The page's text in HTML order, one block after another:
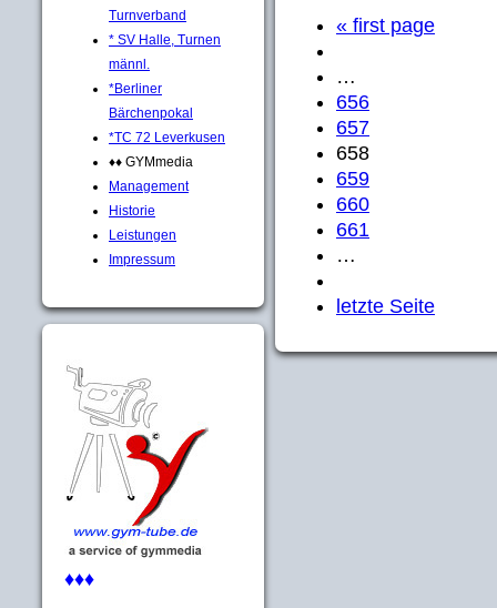
Turnverband
* SV Halle, Turnen
männl.
*Berliner
Bärchenpokal
*TC 72 Leverkusen
♦♦ GYMmedia
Management
Historie
Leistungen
Impressum
♦♦♦
« first page
…
656
657
658
659
660
661
…
letzte Seite